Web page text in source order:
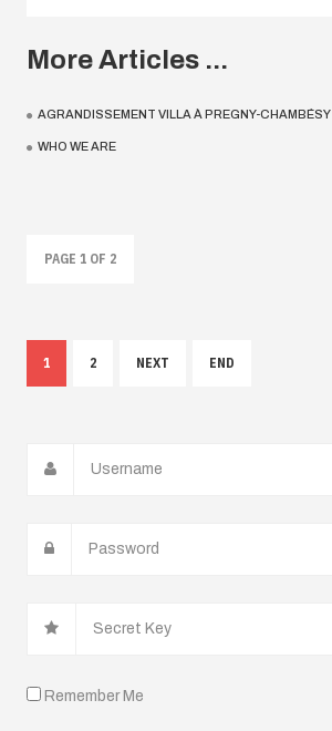
More Articles ...
AGRANDISSEMENT VILLA À PREGNY-CHAMBÉSY
WHO WE ARE
PAGE 1 OF 2
1 2 NEXT END
Remember Me